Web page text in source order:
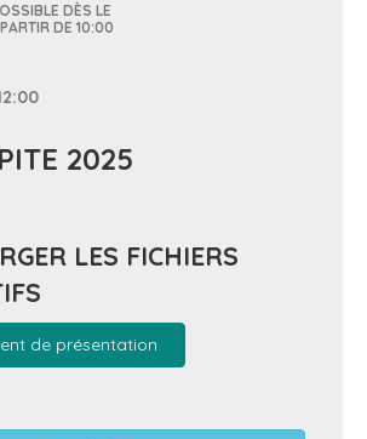
DÈS LE
DE 10:00
2025
LES FICHIERS
de présentation